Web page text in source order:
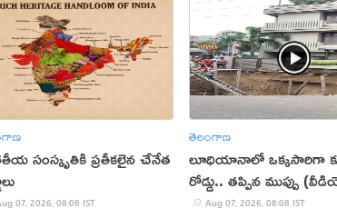
సంస్కృతికి ప్రతీకలైన చేనేత
07, 2026, 08:08 IST
తెలంగాణ
లూధియానాలో ఒక్కసారిగా
రోడ్డు.. తప్పిన ముప్పు
Aug 07, 2026, 08:08 IST